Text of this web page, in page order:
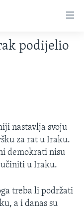
podijelio
nastavlja svoju
za rat u Iraku.
demokrati nisu
u Iraku.
treba li podržati
a i danas su